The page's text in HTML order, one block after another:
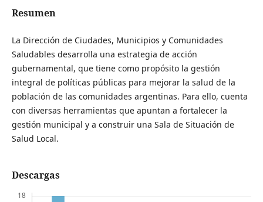
Resumen
La Dirección de Ciudades, Municipios y Comunidades
Saludables desarrolla una estrategia de acción
gubernamental, que tiene como propósito la gestión
integral de políticas públicas para mejorar la salud de la
población de las comunidades argentinas. Para ello, cuenta
con diversas herramientas que apuntan a fortalecer la
gestión municipal y a construir una Sala de Situación de
Salud Local.
Descargas